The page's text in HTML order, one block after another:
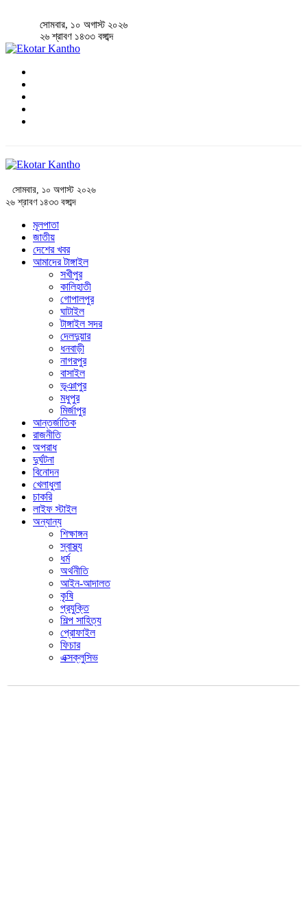
সোমবার, ১০ অগাস্ট ২০২৬
২৬ শ্রাবণ ১৪৩৩ বঙ্গাব্দ
সোমবার, ১০ অগাস্ট ২০২৬
২৬ শ্রাবণ ১৪৩৩ বঙ্গাব্দ
মূলপাতা
জাতীয়
দেশের খবর
আমাদের টাঙ্গাইল
সখীপুর
কালিহাতী
গোপালপুর
ঘাটাইল
টাঙ্গাইল সদর
দেলদুয়ার
ধনবাড়ী
নাগরপুর
বাসাইল
ভূঞাপুর
মধুপুর
মির্জাপুর
আন্তর্জাতিক
রাজনীতি
অপরাধ
দুর্ঘটনা
বিনোদন
খেলাধুলা
চাকরি
লাইফ স্টাইল
অন্যান্য
শিক্ষাঙ্গন
স্বাস্থ্য
ধর্ম
অর্থনীতি
আইন-আদালত
কৃষি
প্রযুক্তি
শিল্প সাহিত্য
প্রোফাইল
ফিচার
এক্সক্লুসিভ